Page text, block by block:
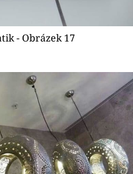
- Obrázek 17